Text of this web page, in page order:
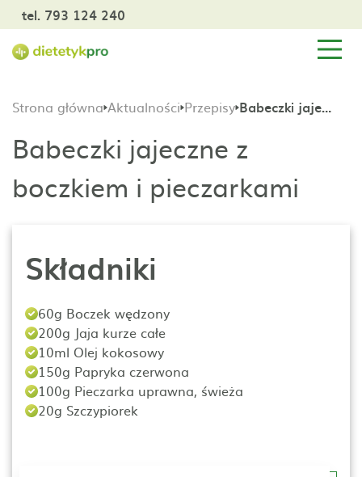
tel. 793 124 240
Strona główna Aktualności Przepisy Babeczki jajeczne z boczkiem i pieczarkami
Babeczki jajeczne z
boczkiem i pieczarkami
Składniki
60g Boczek wędzony
200g Jaja kurze całe
10ml Olej kokosowy
150g Papryka czerwona
100g Pieczarka uprawna, świeża
20g Szczypiorek